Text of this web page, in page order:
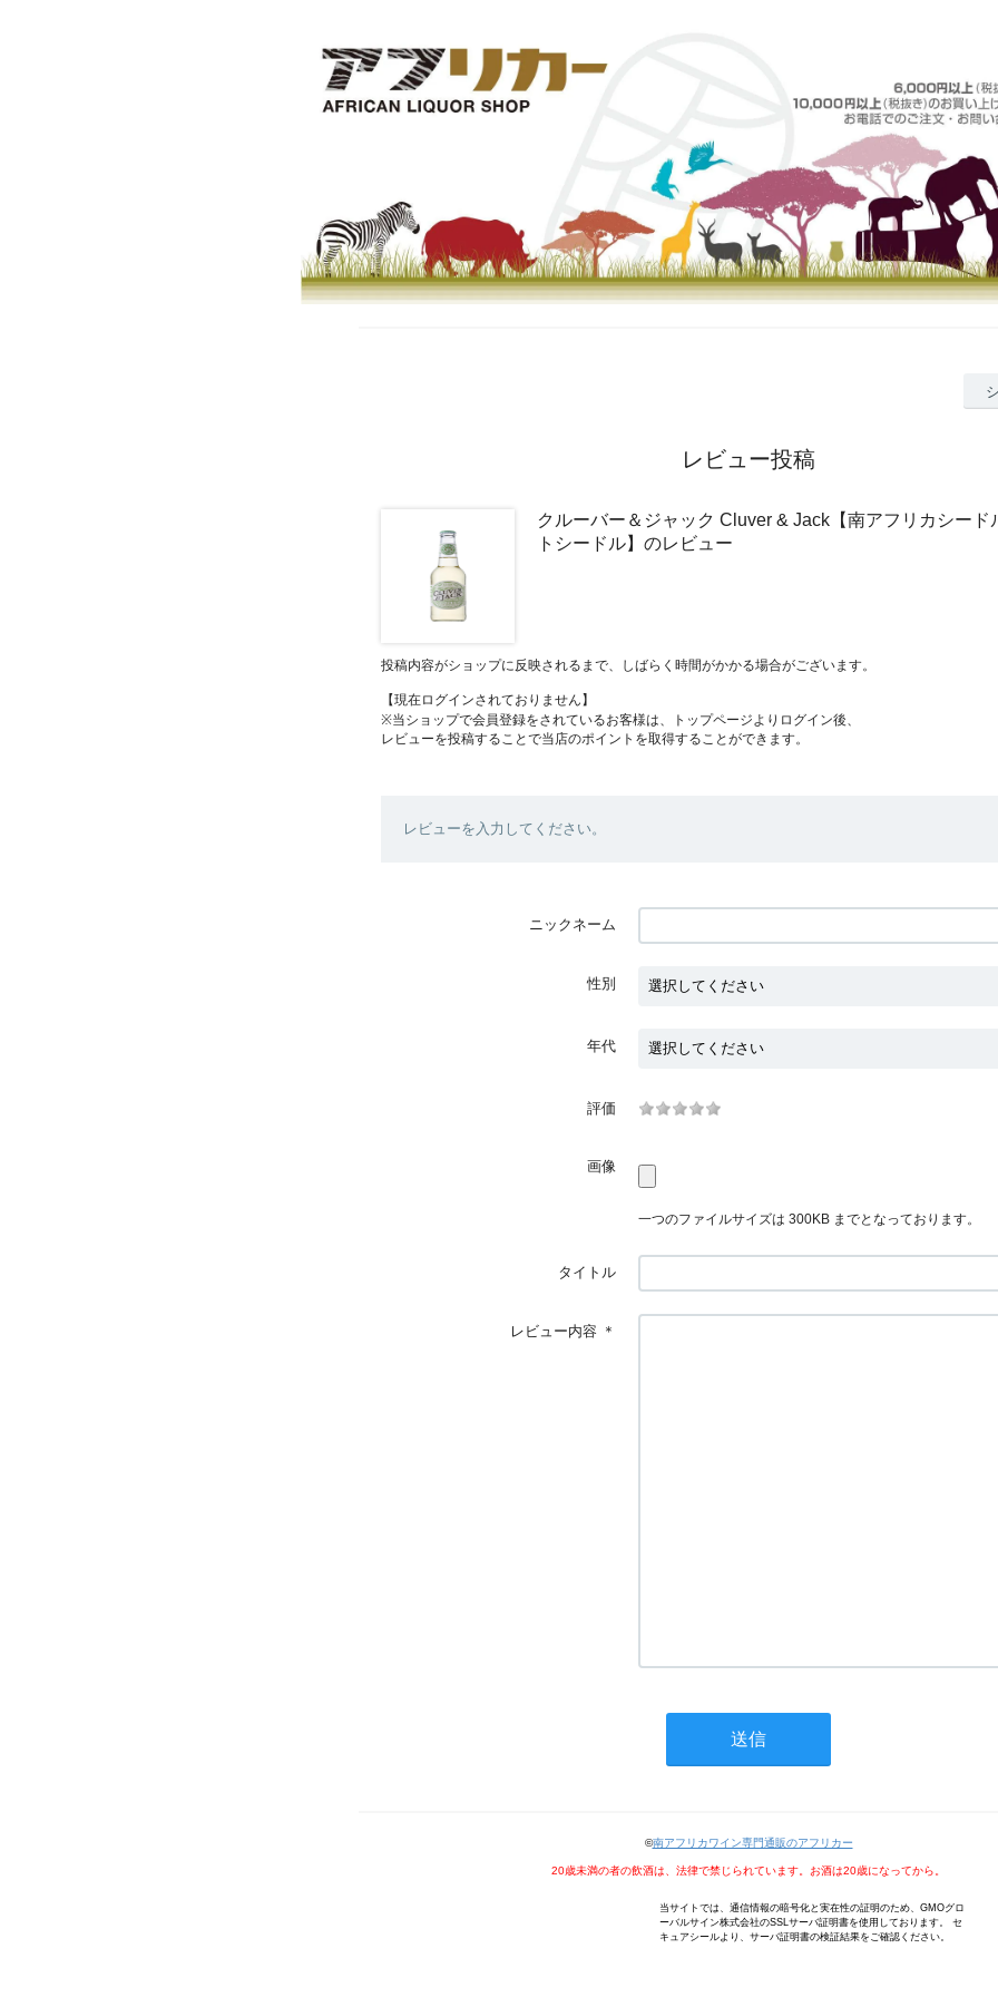
レビュー投稿
クルーバー＆ジャック Cluver & Jack【南アフリカシード
トシードル】のレビュー
投稿内容がショップに反映されるまで、しばらく時間がかかる場合がございます。
【現在ログインされておりません】
※当ショップで会員登録をされているお客様は、トップページよりログイン後、
レビューを投稿することで当店のポイントを取得することができます。
レビューを入力してください。
ニックネーム
性別
年代
評価
画像
一つのファイルサイズは 300KB までとなっております。
タイトル
レビュー内容 ＊
©南アフリカワイン専門通販のアフリカー
20歳未満の者の飲酒は、法律で禁じられています。お酒は20歳になってから。
当サイトでは、通信情報の暗号化と実在性の証明のため、GMOグロ
ーバルサイン株式会社のSSLサーバ証明書を使用しております。 セ
キュアシールより、サーバ証明書の検証結果をご確認ください。